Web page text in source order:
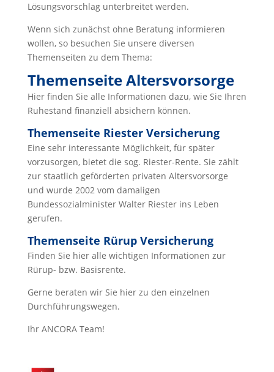
Lösungsvorschlag unterbreitet werden.
Wenn sich zunächst ohne Beratung informieren
wollen, so besuchen Sie unsere diversen
Themenseiten zu dem Thema:
Themenseite Altersvorsorge
Hier finden Sie alle Informationen dazu, wie Sie Ihren
Ruhestand finanziell absichern können.
Themenseite Riester Versicherung
Eine sehr interessante Möglichkeit, für später
vorzusorgen, bietet die sog. Riester-Rente. Sie zählt
zur staatlich geförderten privaten Altersvorsorge
und wurde 2002 vom damaligen
Bundessozialminister Walter Riester ins Leben
gerufen.
Themenseite Rürup Versicherung
Finden Sie hier alle wichtigen Informationen zur
Rürup- bzw. Basisrente.
Gerne beraten wir Sie hier zu den einzelnen
Durchführungswegen.
Ihr ANCORA Team!